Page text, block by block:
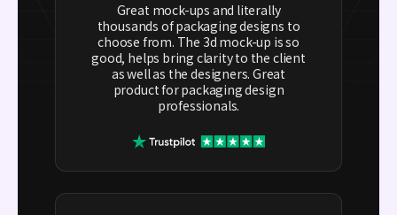
Great mock-ups and literally
thousands of packaging designs to
choose from. The 3d mock-up is so
good, helps bring clarity to the client
as well as the designers. Great
product for packaging design
professionals.